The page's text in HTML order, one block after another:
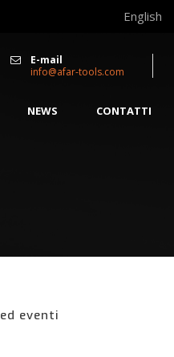
English
E-mail
info@afar-tools.com
NEWS CONTATTI
eventi